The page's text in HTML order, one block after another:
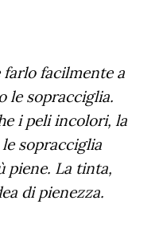
facilmente a
le sopracciglia.
i peli incolori, la
sopracciglia
piene. La tinta,
di pienezza.